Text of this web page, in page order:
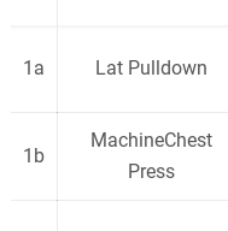
1a Lat Pulldown
1b
MachineChest
Press